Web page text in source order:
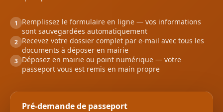
1
Remplissez le formulaire en ligne — vos informations
sont sauvegardées automatiquement
2 Recevez votre dossier complet par e-mail avec tous les
documents à déposer en mairie
3 Déposez en mairie ou point numérique — votre
passeport vous est remis en main propre
Pré-demande de passeport